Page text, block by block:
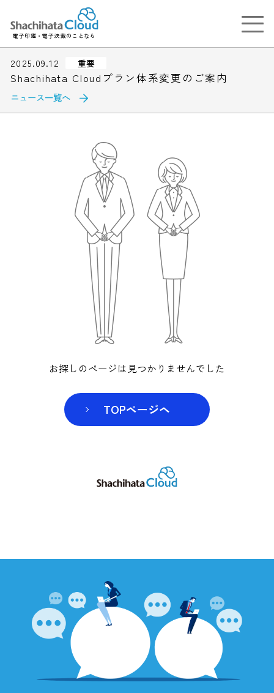
電子印鑑・電子決裁のことなら
2025.09.12 重要
Shachihata Cloudプラン体系変更のご案内
ニュース一覧へ
お探しのページは見つかりませんでした
TOPページヘ